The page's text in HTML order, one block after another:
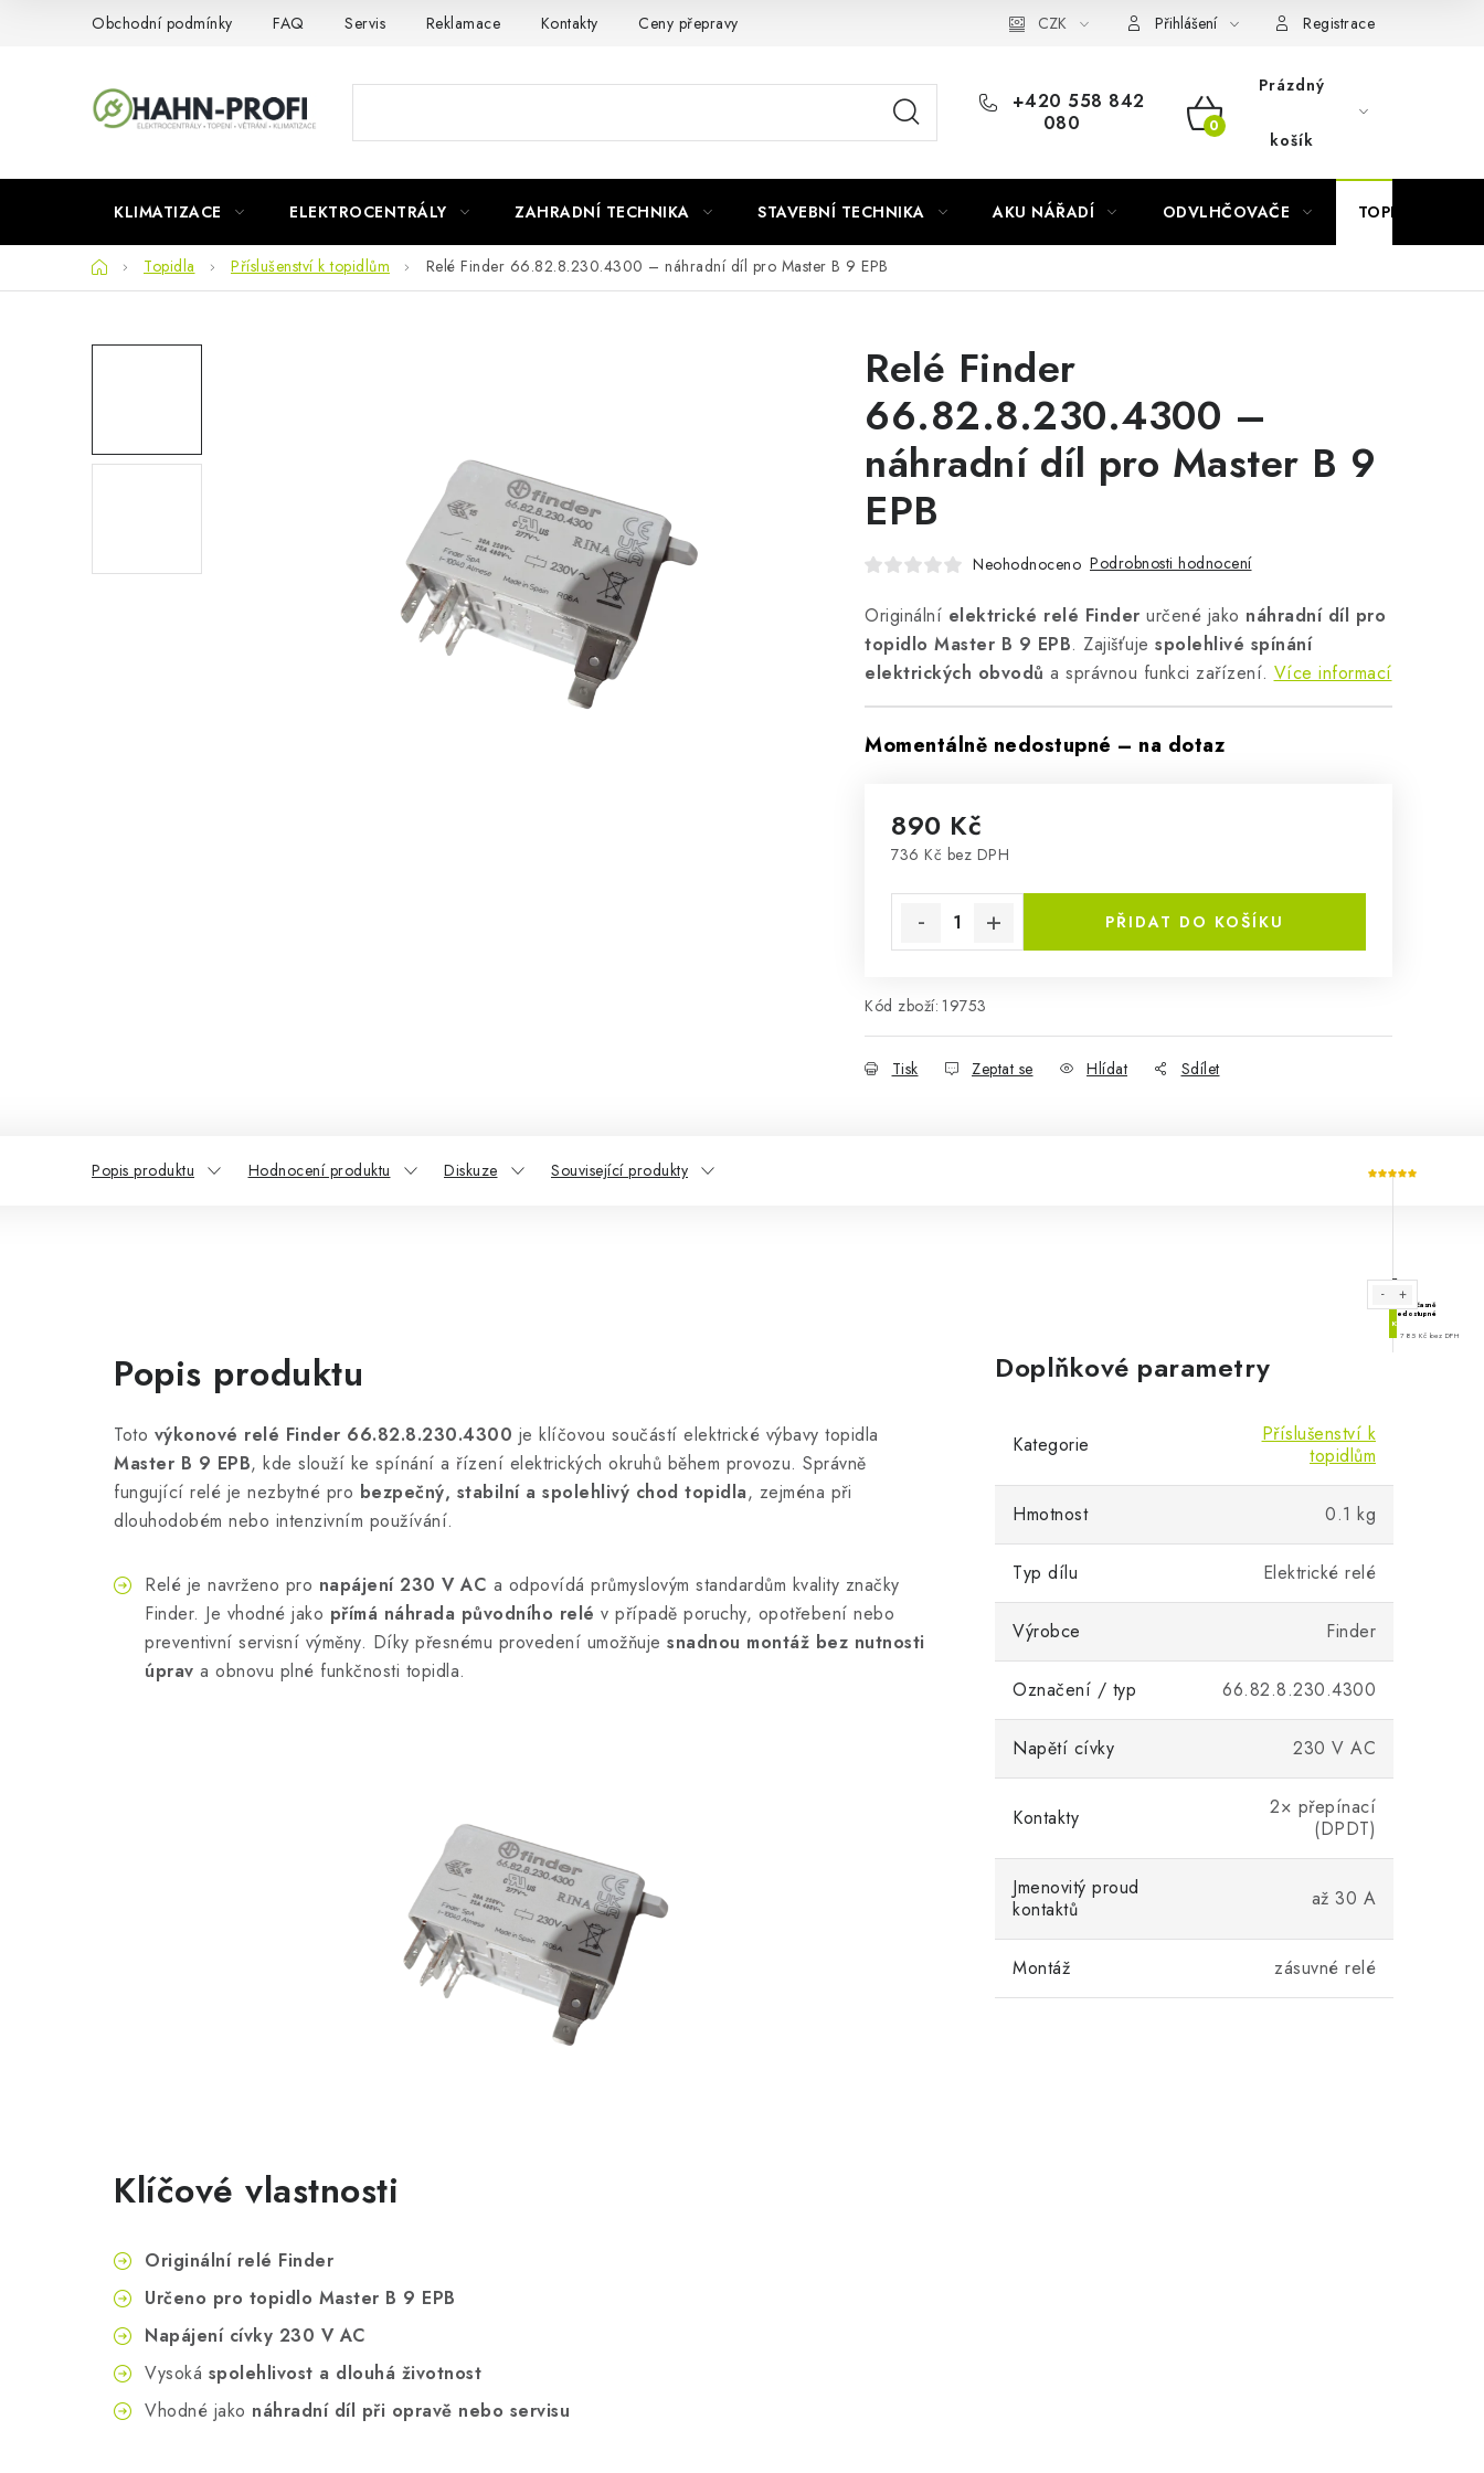
Obchodní podmínky FAQ Servis Reklamace Kontakty Ceny přepravy Náhradní díly Könner & Söhnen Reklamační řád
CZK Přihlášení Registrace
+420 558 842
080
NÁKUPNÍ
Prázdný
košík
KLIMATIZACE ELEKTROCENTRÁLY ZAHRADNÍ TECHNIKA STAVEBNÍ TECHNIKA AKU NÁŘADÍ ODVLHČOVAČE TOPIDLA
DomůTopidla Příslušenství k topidlům Relé Finder 66.82.8.230.4300 – náhradní díl pro Master B 9 EPB
Relé Finder
66.82.8.230.4300 –
náhradní díl pro Master B 9
EPB
Neohodnoceno Podrobnosti hodnocení
Originální elektrické relé Finder určené jako náhradní díl pro
topidlo Master B 9 EPB. Zajišťuje spolehlivé spínání
elektrických obvodů a správnou funkci zařízení. Více informací
Momentálně nedostupné – na dotaz
890 Kč
736 Kč bez DPH
PŘIDAT DO KOŠÍKU
Kód zboží: 19753
Tisk Zeptat se Hlídat Sdílet
Popis produktu Hodnocení produktu Diskuze Související produkty
Popis produktu
Toto výkonové relé Finder 66.82.8.230.4300 je klíčovou součástí elektrické výbavy topidla
Master B 9 EPB, kde slouží ke spínání a řízení elektrických okruhů během provozu. Správně
fungující relé je nezbytné pro bezpečný, stabilní a spolehlivý chod topidla, zejména při
dlouhodobém nebo intenzivním používání.
Relé je navrženo pro napájení 230 V AC a odpovídá průmyslovým standardům kvality značky
Finder. Je vhodné jako přímá náhrada původního relé v případě poruchy, opotřebení nebo
preventivní servisní výměny. Díky přesnému provedení umožňuje snadnou montáž bez nutnosti
úprav a obnovu plné funkčnosti topidla.
Klíčové vlastnosti
Originální relé Finder
Určeno pro topidlo Master B 9 EPB
Napájení cívky 230 V AC
Vysoká spolehlivost a dlouhá životnost
Vhodné jako náhradní díl při opravě nebo servisu
Doplňkové parametry
Kategorie
Příslušenství k
topidlům
Hmotnost 0.1 kg
Typ dílu Elektrické relé
Výrobce Finder
Označení / typ 66.82.8.230.4300
Napětí cívky 230 V AC
Kontakty
2× přepínací
(DPDT)
Jmenovitý proud
kontaktů
až 30 A
Montáž zásuvné relé